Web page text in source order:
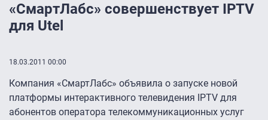
«СмартЛабс» совершенствует IPTV
для Utel
18.03.2011 00:00
Компания «СмартЛабс» объявила о запуске новой
платформы интерактивного телевидения IPTV для
абонентов оператора телекоммуникационных услуг